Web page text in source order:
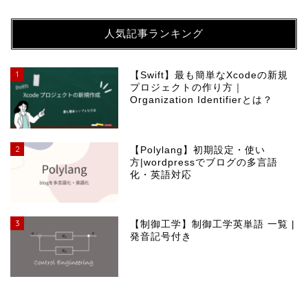
人気記事ランキング
1
【Swift】最も簡単なXcodeの新規
プロジェクトの作り方｜
Organization Identifierとは？
2
【Polylang】初期設定・使い
方|wordpressでブログの多言語
化・英語対応
3
【制御工学】制御工学英単語 一覧 |
発音記号付き